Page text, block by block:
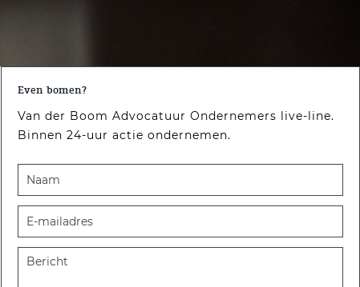
Even bomen?
Van der Boom Advocatuur Ondernemers live-line.
Binnen 24-uur actie ondernemen.